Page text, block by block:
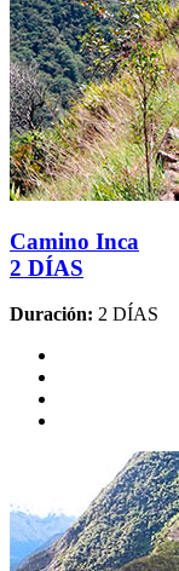
Camino Inca
2 DÍAS
Duración: 2 DÍAS